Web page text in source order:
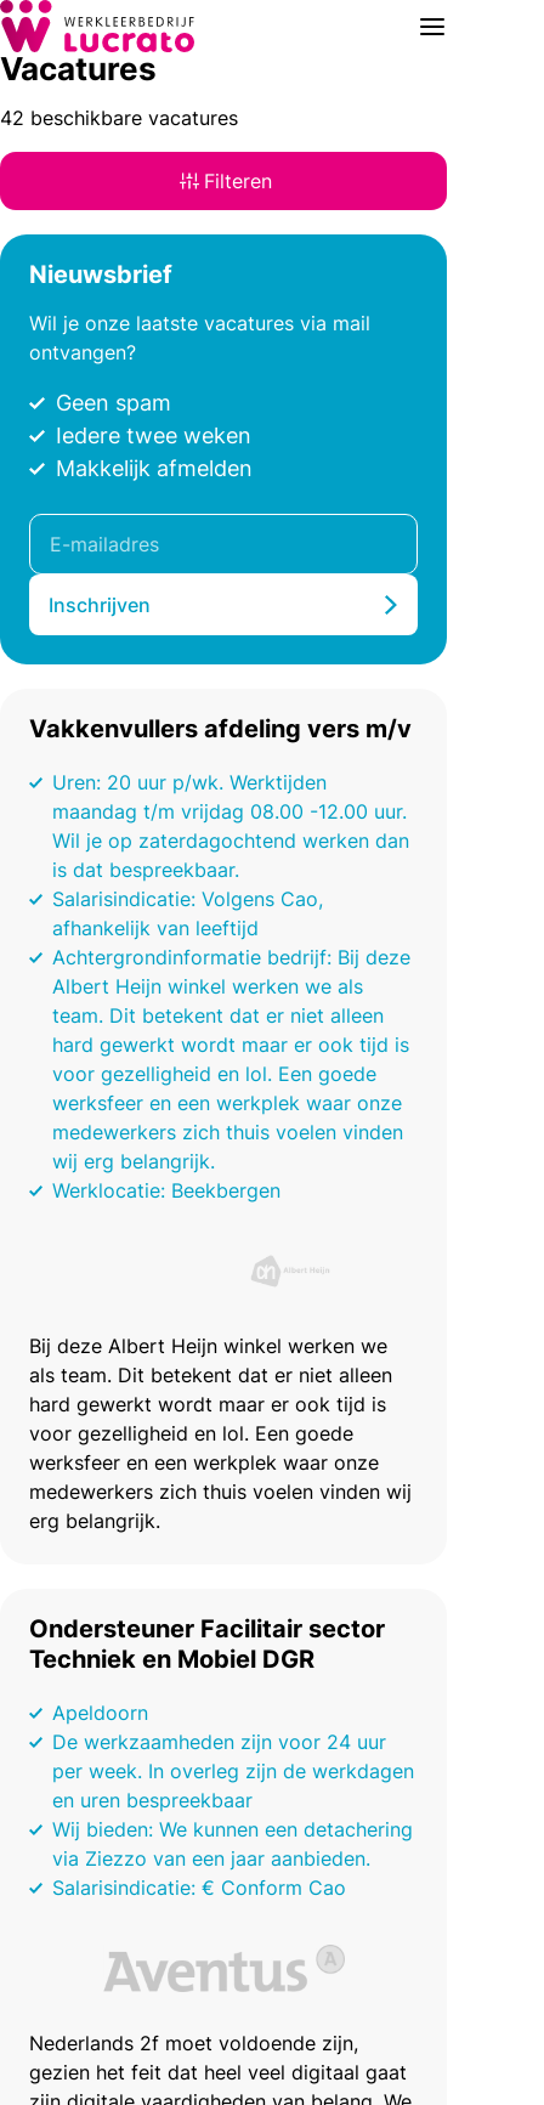
Vacatures
42 beschikbare vacatures
Filteren
Nieuwsbrief
Wil je onze laatste vacatures via mail
ontvangen?
Geen spam
Iedere twee weken
Makkelijk afmelden
Inschrijven
Vakkenvullers afdeling vers m/v
Uren: 20 uur p/wk. Werktijden
maandag t/m vrijdag 08.00 -12.00 uur.
Wil je op zaterdagochtend werken dan
is dat bespreekbaar.
Salarisindicatie: Volgens Cao,
afhankelijk van leeftijd
Achtergrondinformatie bedrijf: Bij deze
Albert Heijn winkel werken we als
team. Dit betekent dat er niet alleen
hard gewerkt wordt maar er ook tijd is
voor gezelligheid en lol. Een goede
werksfeer en een werkplek waar onze
medewerkers zich thuis voelen vinden
wij erg belangrijk.
Werklocatie: Beekbergen
Bij deze Albert Heijn winkel werken we
als team. Dit betekent dat er niet alleen
hard gewerkt wordt maar er ook tijd is
voor gezelligheid en lol. Een goede
werksfeer en een werkplek waar onze
medewerkers zich thuis voelen vinden wij
erg belangrijk.
Ondersteuner Facilitair sector
Techniek en Mobiel DGR
Apeldoorn
De werkzaamheden zijn voor 24 uur
per week. In overleg zijn de werkdagen
en uren bespreekbaar
Wij bieden: We kunnen een detachering
via Ziezzo van een jaar aanbieden.
Salarisindicatie: € Conform Cao
Nederlands 2f moet voldoende zijn,
gezien het feit dat heel veel digitaal gaat